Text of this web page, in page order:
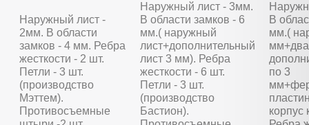
Наружный лист -
2мм. В области
замков - 4 мм. Ребра
жесткости - 2 шт.
Петли - 3 шт.
(производство
Мэттем).
Противосъемные
Наружный лист - 3мм.
В области замков - 6
мм.( наружный
лист+дополнительный
лист 3 мм). Ребра
жесткости - 6 шт.
Петли - 3 шт.
(производство
Бастион).
В
мм.(
мм+два
по 3
корпус